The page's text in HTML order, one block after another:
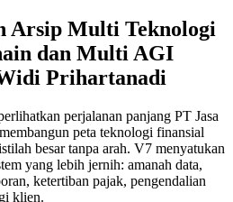
Arsip Multi Teknologi
dan Multi AGI
Prihartanadi
perjalanan panjang PT Jasa
peta teknologi finansial
besar tanpa arah. V7 menyatukan
yang lebih jernih: amanah data,
ketertiban pajak, pengendalian
klien.